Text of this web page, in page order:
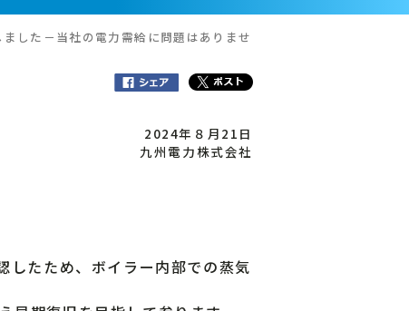
した－当社の電力需給に問題はありませ
2024年８月21日
九州電力株式会社
たため、ボイラー内部での蒸気